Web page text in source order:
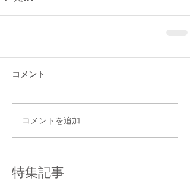
コメント
コメントを追加…
特集記事